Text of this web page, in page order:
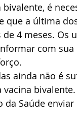
é
que a última
4 meses. Os
com sua
ainda não é
Saúde enviar